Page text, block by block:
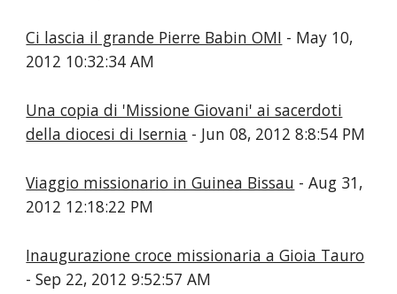
Ci lascia il grande Pierre Babin OMI - May 10,
2012 10:32:34 AM
Una copia di 'Missione Giovani' ai sacerdoti
della diocesi di Isernia - Jun 08, 2012 8:8:54 PM
Viaggio missionario in Guinea Bissau - Aug 31,
2012 12:18:22 PM
Inaugurazione croce missionaria a Gioia Tauro
- Sep 22, 2012 9:52:57 AM